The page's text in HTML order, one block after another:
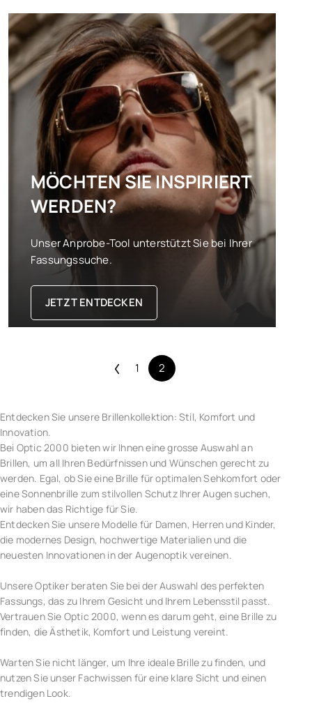
MÖCHTEN SIE INSPIRIERT
WERDEN?
Unser Anprobe-Tool unterstützt Sie bei Ihrer
Fassungssuche.
JETZT ENTDECKEN
1 2
Entdecken Sie unsere Brillenkollektion: Stil, Komfort und
Innovation.
Bei Optic 2000 bieten wir Ihnen eine grosse Auswahl an
Brillen, um all Ihren Bedürfnissen und Wünschen gerecht zu
werden. Egal, ob Sie eine Brille für optimalen Sehkomfort oder
eine Sonnenbrille zum stilvollen Schutz Ihrer Augen suchen,
wir haben das Richtige für Sie.
Entdecken Sie unsere Modelle für Damen, Herren und Kinder,
die modernes Design, hochwertige Materialien und die
neuesten Innovationen in der Augenoptik vereinen.
Unsere Optiker beraten Sie bei der Auswahl des perfekten
Fassungs, das zu Ihrem Gesicht und Ihrem Lebensstil passt.
Vertrauen Sie Optic 2000, wenn es darum geht, eine Brille zu
finden, die Ästhetik, Komfort und Leistung vereint.
Warten Sie nicht länger, um Ihre ideale Brille zu finden, und
nutzen Sie unser Fachwissen für eine klare Sicht und einen
trendigen Look.